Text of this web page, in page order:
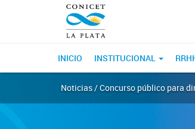
INICIO INSTITUCIONAL
Noticias / Concurso público para